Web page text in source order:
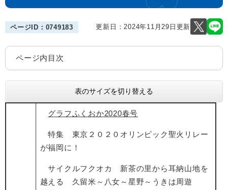
。
ページID：0749183 更新日：2024年11月29日更新
ページ内目次
表のサイズを切り替える
グラフふくおか2020春号
特集 東京２０２０オリンピック聖火リレー
が福岡に！
サイクルフクオカ 新茶の里から耳納山地を
越える 久留米～八女～星野～うきは周遊